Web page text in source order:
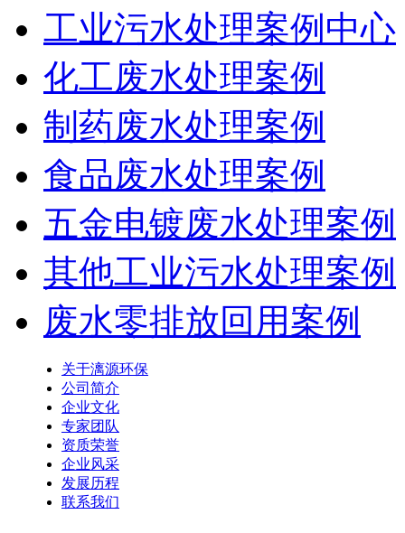
工业污水处理案例中心
化工废水处理案例
制药废水处理案例
食品废水处理案例
五金电镀废水处理案例
其他工业污水处理案例
废水零排放回用案例
关于漓源环保
公司简介
企业文化
专家团队
资质荣誉
企业风采
发展历程
联系我们